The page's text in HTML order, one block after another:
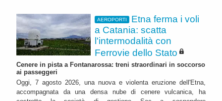
AEROPORTI
Etna ferma i voli
a Catania: scatta
l'intermodalità con
Ferrovie dello Stato
Cenere in pista a Fontanarossa: treni straordinari in soccorso
ai passeggeri
Oggi, 7 agosto 2026, una nuova e violenta eruzione dell'Etna,
accompagnata da una densa nube di cenere vulcanica, ha